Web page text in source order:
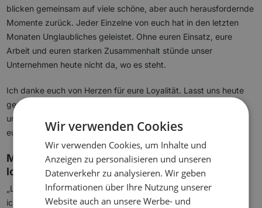
blicken gemeinsam auf viele schöne, aber auch herausfordernde
Momente zurück. Jeder Einzelne von euch hat in den letzten
Monaten Unglaubliches geleistet. Ohne euren Einsatz, eure
Arbeit und euren starken Zusammenhalt stünde unser
Unternehmen heute nicht da, wo es steht.
Ich danke euch von Herzen für eure Loyalität. Lasst uns heute
gemeinsam feiern, die Arbeit für ein paar Stunden vergessen
und Kraft für das neue Jahr schöpfen. Ich wünsche euch und
euren Familien ein wunderbares Weihnachtsfest!“
Muster 2: Die humorvolle Rede (Für Start-ups &
lockere Teams)
„Liebe Kolleginnen und Kollegen,
ich habe dieses Jahr wirklich alles versucht, um den
Wir verwenden Cookies
Wir verwenden Cookies, um Inhalte und
Anzeigen zu personalisieren und unseren
Datenverkehr zu analysieren. Wir geben
Informationen über Ihre Nutzung unserer
Website auch an unsere Werbe- und